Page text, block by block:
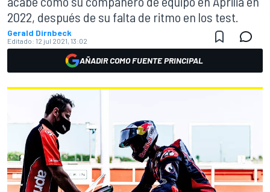
2022, después de su falta de ritmo en los test.
Gerald Dirnbeck
Editado: 12 jul 2021, 13:02
AÑADIR COMO FUENTE PRINCIPAL